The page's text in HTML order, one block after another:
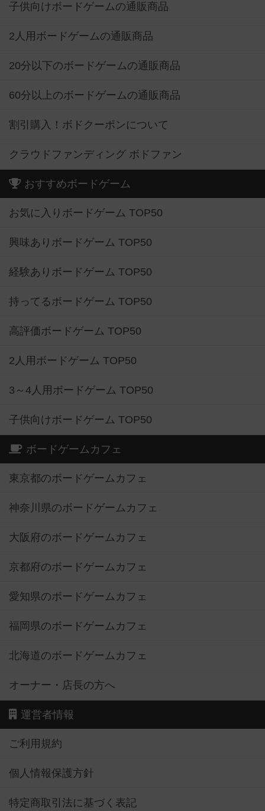
子供向けボードゲームの通販商品
2人用ボードゲームの通販商品
20分以下のボードゲームの通販商品
60分以上のボードゲームの通販商品
割引購入！ボドクーポンについて
クラウドファンディング ボドファン
おすすめボードゲーム
お気に入りボードゲーム TOP50
興味ありボードゲーム TOP50
経験ありボードゲーム TOP50
持ってるボードゲーム TOP50
高評価ボードゲーム TOP50
2人用ボードゲーム TOP50
3～4人用ボードゲーム TOP50
子供向けボードゲーム TOP50
ボードゲームカフェ
東京都のボードゲームカフェ
神奈川県のボードゲームカフェ
大阪府のボードゲームカフェ
京都府のボードゲームカフェ
愛知県のボードゲームカフェ
福岡県のボードゲームカフェ
北海道のボードゲームカフェ
オーナー・店長の方へ
運営者情報
ご利用規約
個人情報保護方針
特定商取引法に基づく表記